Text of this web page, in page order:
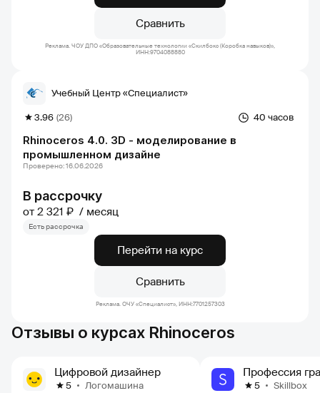
Сравнить
Реклама. ЧОУ ДПО «Образовательные технологии «Скилбокс (Коробка навыков)»,
ИНН:9704088880
Rhinoceros 4.0. 3D - моделирование в
промышленном дизайне
40 часов
3.96 (26)
Учебный Центр «Специалист»
В рассрочку
от 2 321 ₽ месяц
Проверено: 16.06.2026
Есть рассрочка
Перейти на курс
Сравнить
Реклама. ОЧУ «Специалист», ИНН:7701257303
Отзывы о курсах Rhinoceros
Цифровой дизайнер
5 Логомашина 5 Skillbox